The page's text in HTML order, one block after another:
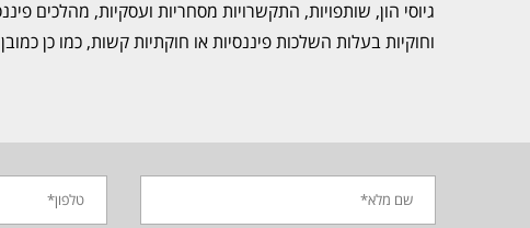
גיוסי הון, שותפויות, התקשרויות מסחריות ועסקיות, מהלכים
וחוקיות בעלות השלכות פיננסיות או חוקתיות קשות, כמו כן